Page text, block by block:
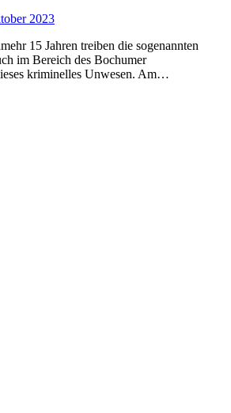
2023
15 Jahren treiben die sogenannten
im Bereich des Bochumer
kriminelles Unwesen. Am…